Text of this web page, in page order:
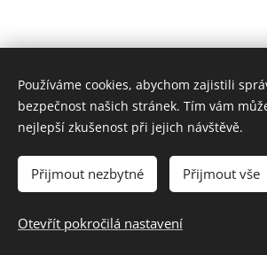
Vytvořeno službou
Používáme cookies, abychom zajistili
bezpečnost našich stránek. Tím vám
nejlepší zkušenost při jejich návštěvě.
Přijmout nezbytné Přijmout vše
Otevřít pokročilá nastavení